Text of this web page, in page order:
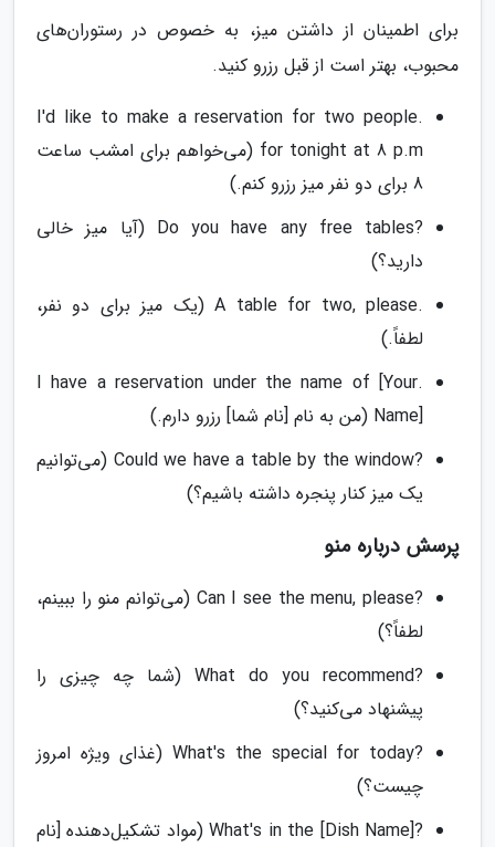
برای اطمینان از داشتن میز، به خصوص در رستوران‌های
محبوب، بهتر است از قبل رزرو کنید.
.I'd like to make a reservation for two people
for tonight at 8 p.m (می‌خواهم برای امشب ساعت
8 برای دو نفر میز رزرو کنم.)
?Do you have any free tables (آیا میز خالی
دارید؟)
.A table for two, please (یک میز برای دو نفر،
لطفاً.)
.I have a reservation under the name of [Your
Name] (من به نام [نام شما] رزرو دارم.)
?Could we have a table by the window (می‌توانیم
یک میز کنار پنجره داشته باشیم؟)
پرسش درباره منو
?Can I see the menu, please (می‌توانم منو را ببینم،
لطفاً؟)
?What do you recommend (شما چه چیزی را
پیشنهاد می‌کنید؟)
?What's the special for today (غذای ویژه امروز
چیست؟)
?What's in the [Dish Name] (مواد تشکیل‌دهنده [نام